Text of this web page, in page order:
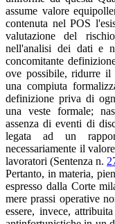
assume valore
contenuta nel POS
valutazione del
nell'analisi dei dati e
concomitante
ove possibile, ridurre il
una compiuta
definizione priva di
una veste formale;
assenza di eventi di
legata ad un
necessariamente il
lavoratori (Sentenza n.
Pertanto, in materia,
espresso dalla Corte
mere prassi operative
essere, invece,